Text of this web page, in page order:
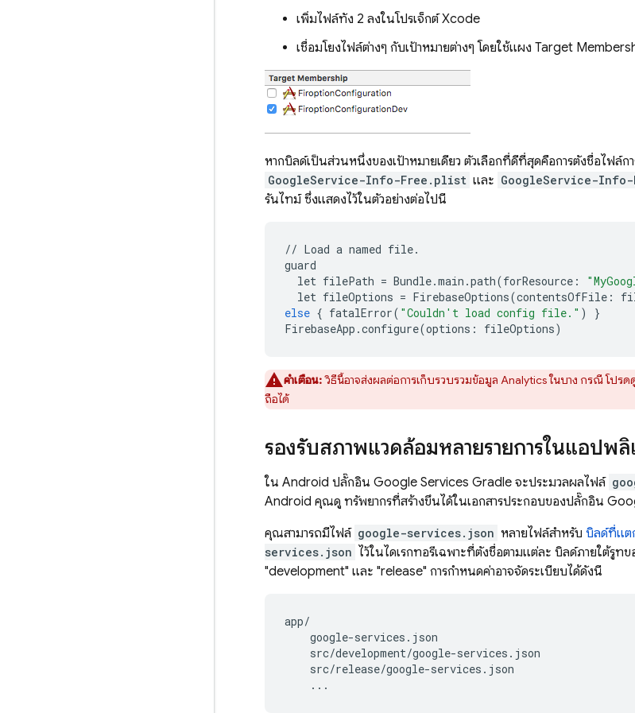
เพิ่มไฟล์ทั้ง 2 ลงในโปรเจ็กต์ Xcode
เชื่อมโยงไฟล์ต่างๆ กับเป้าหมายต่างๆ โดยใช้แผง Target
หากบิลด์เป็นส่วนหนึ่งของเป้าหมายเดียว ตัวเลือกที่ดีที่สุดคือการตั้งชื่อไฟล์ก
GoogleService-Info-Free.plist และ GoogleService-
รันไทม์ ซึ่งแสดงไว้ในตัวอย่างต่อไปนี้
// Load a named file.
guard
let filePath = Bundle.main .path(forResource :
let fileOptions = FirebaseOptions(contentsOfFile :
else { fatalError( "Couldn't load config file." )
}
FirebaseApp .configure(options : fileOptions)
คำเตือน:วิธีนี้อาจส่งผลต่อการเก็บรวบรวมข้อมูล Analyticsในบาง กรณี โปรด
ถือได้
รองรับสภาพแวดล้อมหลายรายการในแอปพ
ใน Android ปลั๊กอิน Google Services Gradle จะประมวลผลไฟล์
Android คุณดู ทรัพยากรที่สร้างขึ้นได้ในเอกสารประกอบของปลั๊กอิน
คุณสามารถมีไฟล์ google-services.json หลายไฟล์สำหรับ บิลด์ที่แต
services.json ไว้ในไดเรกทอรีเฉพาะที่ตั้งชื่อตามแต่ละ บิลด์ภายใต้รู
"development" และ "release" การกำหนดค่าอาจจัดระเบียบได้ดังนี้
app/
    google-services.json
    src/development/google-services.json
    src/release/google-services.json